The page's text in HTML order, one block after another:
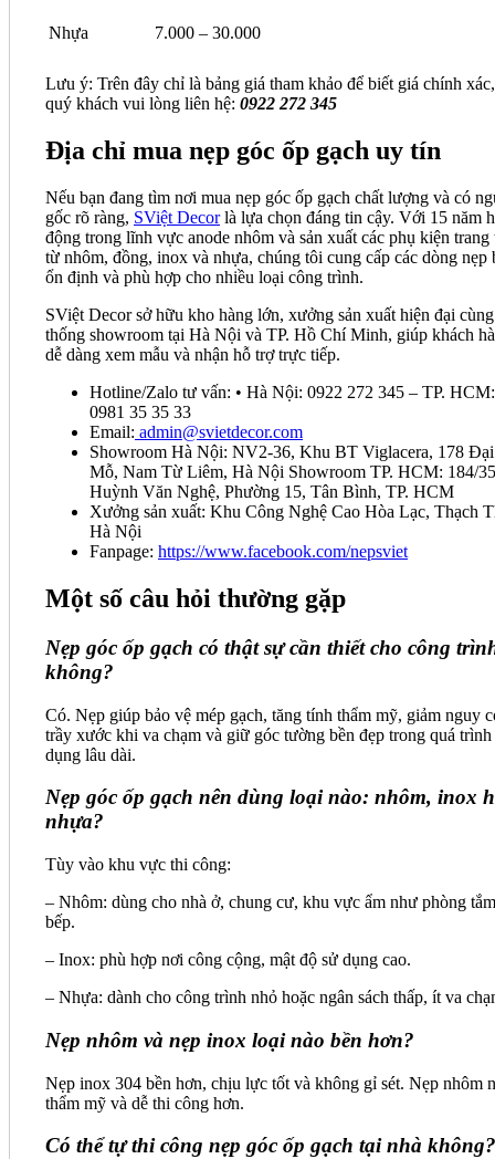
Nhựa 7.000 – 30.000
Lưu ý: Trên đây chỉ là bảng giá tham khảo để biết giá chính xác,
quý khách vui lòng liên hệ: 0922 272 345
Địa chỉ mua nẹp góc ốp gạch uy tín
Nếu bạn đang tìm nơi mua nẹp góc ốp gạch chất lượng và có
gốc rõ ràng, SViệt Decorlà lựa chọn đáng tin cậy. Với 15 năm
động trong lĩnh vực anode nhôm và sản xuất các phụ kiện trang
từ nhôm, đồng, inox và nhựa, chúng tôi cung cấp các dòng nẹp
ổn định và phù hợp cho nhiều loại công trình.
SViệt Decor sở hữu kho hàng lớn, xưởng sản xuất hiện đại
thống showroom tại Hà Nội và TP. Hồ Chí Minh, giúp khách
dễ dàng xem mẫu và nhận hỗ trợ trực tiếp.
Hotline/Zalo tư vấn: • Hà Nội: 0922 272 345 – TP. HCM:
0981 35 35 33
Email: admin@svietdecor.com
Showroom Hà Nội: NV2-36, Khu BT Viglacera, 178 Đại
Mỗ, Nam Từ Liêm, Hà Nội Showroom TP. HCM: 184/35
Huỳnh Văn Nghệ, Phường 15, Tân Bình, TP. HCM
Xưởng sản xuất: Khu Công Nghệ Cao Hòa Lạc, Thạch
Hà Nội
Fanpage: https://www.facebook.com/nepsviet
Một số câu hỏi thường gặp
Nẹp góc ốp gạch có thật sự cần thiết cho công
không?
Có. Nẹp giúp bảo vệ mép gạch, tăng tính thẩm mỹ, giảm nguy
trầy xước khi va chạm và giữ góc tường bền đẹp trong quá trình
dụng lâu dài.
Nẹp góc ốp gạch nên dùng loại nào: nhôm, inox
nhựa?
Tùy vào khu vực thi công:
– Nhôm: dùng cho nhà ở, chung cư, khu vực ẩm như phòng
bếp.
– Inox: phù hợp nơi công cộng, mật độ sử dụng cao.
– Nhựa: dành cho công trình nhỏ hoặc ngân sách thấp, ít va
Nẹp nhôm và nẹp inox loại nào bền hơn?
Nẹp inox 304 bền hơn, chịu lực tốt và không gỉ sét. Nẹp nhôm
thẩm mỹ và dễ thi công hơn.
Có thể tự thi công nẹp góc ốp gạch tại nhà